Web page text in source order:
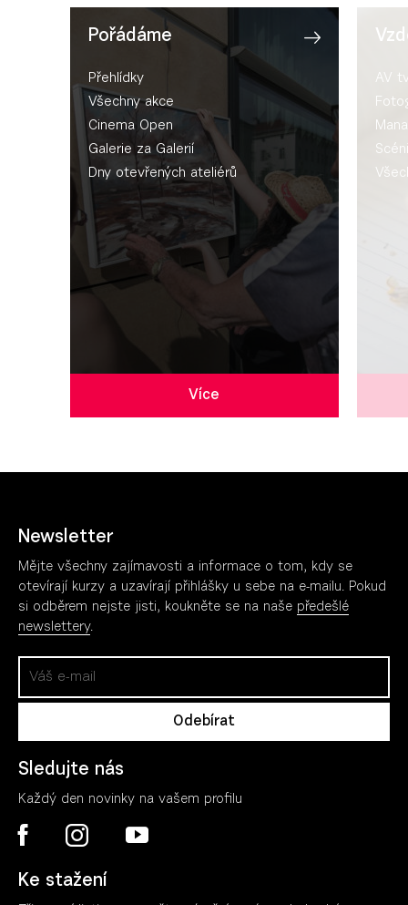
Pořádáme
Přehlídky
Všechny akce
Cinema Open
Galerie za Galerií
Dny otevřených ateliérů
Více
AV
Newsletter
Mějte všechny zajímavosti a informace o tom, kdy se
otevírají kurzy a uzavírají přihlášky u sebe na e-mailu. Pokud
si odběrem nejste jisti, koukněte se na naše předešlé
newslettery.
Sledujte nás
Každý den novinky na vašem profilu
Ke stažení